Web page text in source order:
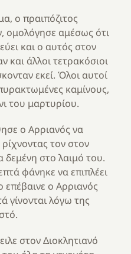
ο πραιπόζιτος
ομολόγησε αμέσως ότι
και ο αυτός στον
και άλλοι τετρακόσιοι
εκεί. Όλοι αυτοί
καμίνους,
του μαρτυρίου.
ο Αρριανός να
τον στον
δεμένη στο λαιμό του.
φάνηκε να επιπλέει
επέβαινε ο Αρριανός
γίνονται λόγω της
στον Διοκλητιανό